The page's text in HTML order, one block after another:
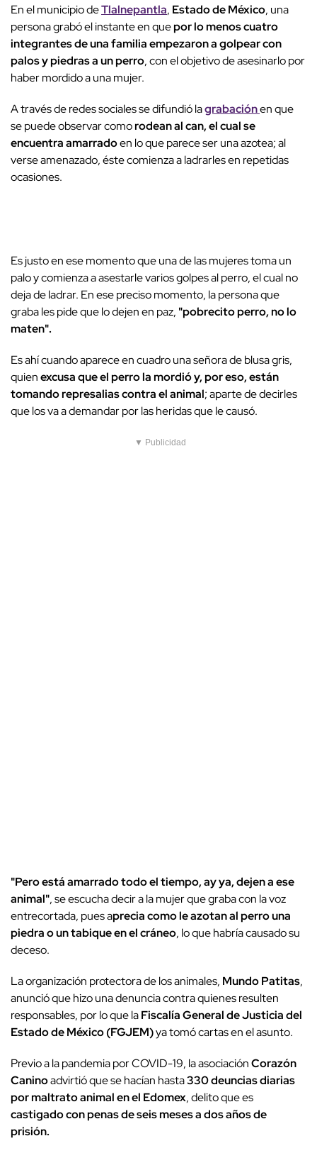
En el municipio deTlalnepantla, Estado de México, una
persona grabó el instante en quepor lo menos cuatro
integrantes de una familia empezaron a golpear con
palos y piedras a un perro, con el objetivo de asesinarlo por
haber mordido a una mujer.
A través de redes sociales se difundió lagrabaciónen que
se puede observar comorodean al can, el cual se
encuentra amarradoen lo que parece ser una azotea; al
verse amenazado, éste comienza a ladrarles en repetidas
ocasiones.
Es justo en ese momento que una de las mujeres toma un
palo y comienza a asestarle varios golpes al perro, el cual no
deja de ladrar. En ese preciso momento, la persona que
graba les pide que lo dejen en paz, "pobrecito perro, no lo
maten".
Es ahí cuando aparece en cuadro una señora de blusa gris,
quienexcusa que el perro la mordió y, por eso, están
tomando represalias contra el animal; aparte de decirles
que los va a demandar por las heridas que le causó.
▼ Publicidad
"Pero está amarrado todo el tiempo, ay ya, dejen a ese
animal", se escucha decir a la mujer que graba con la voz
entrecortada, pues aprecia como le azotan al perro una
piedra o un tabique en el cráneo, lo que habría causado su
deceso.
La organización protectora de los animales, Mundo Patitas,
anunció que hizo una denuncia contra quienes resulten
responsables, por lo que laFiscalía General de Justicia del
Estado de México (FGJEM)ya tomó cartas en el asunto.
Previo a la pandemia por COVID-19, la asociaciónCorazón
Caninoadvirtió que se hacían hasta330 deuncias diarias
por maltrato animal en el Edomex, delito que es
castigado con penas de seis meses a dos años de
prisión.